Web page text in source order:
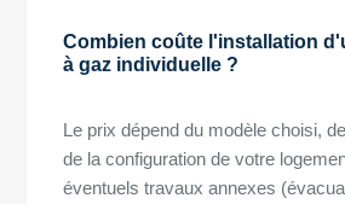
Combien coûte l'installation
à gaz individuelle ?
Le prix dépend du modèle choisi,
de la configuration de votre
éventuels travaux annexes